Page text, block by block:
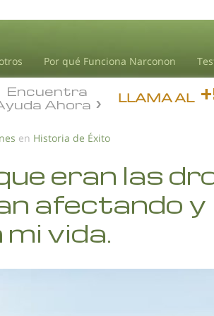
Por qué Funciona Narconon
LLAMA AL
Encuentra
Ahora
en Historia de Éxito
eran las
afectando y
vida.